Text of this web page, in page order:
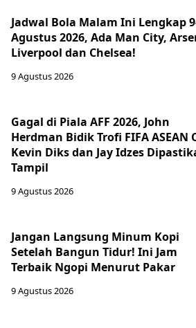
Jadwal Bola Malam Ini Lengkap
Agustus 2026, Ada Man City,
Liverpool dan Chelsea!
9 Agustus 2026
Gagal di Piala AFF 2026, John
Herdman Bidik Trofi FIFA ASEAN
Kevin Diks dan Jay Idzes
Tampil
9 Agustus 2026
Jangan Langsung Minum Kopi
Setelah Bangun Tidur! Ini Jam
Terbaik Ngopi Menurut Pakar
9 Agustus 2026